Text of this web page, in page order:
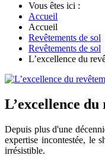
Vous êtes ici :
Accueil
Accueil
Revêtements de sol
Revêtements de sol
L’excellence du
L’excellence
Depuis plus d'une
expertise incontestée, le
irrésistible.